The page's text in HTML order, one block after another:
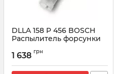
DLLA 158 P 456 BOSCH
Распылитель форсунки
Артикул:
1 638 грн